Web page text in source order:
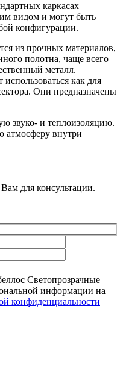
каркасах
видом и могут быть
конфигурации.
из прочных материалов,
полотна, чаще всего
металл.
как для
Они предназначены
звуко- и теплоизоляцию.
атмосферу внутри
для консультации.
Светопрозрачные
информации на
конфиденциальности